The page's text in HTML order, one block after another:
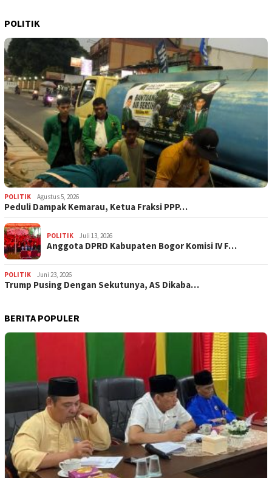
POLITIK
POLITIK Agustus 5, 2026
‎Peduli Dampak Kemarau, Ketua Fraksi PPP…
POLITIK Juli 13, 2026
Anggota DPRD Kabupaten Bogor Komisi IV F…
POLITIK Juni 23, 2026
Trump Pusing Dengan Sekutunya, AS Dikaba…
BERITA POPULER